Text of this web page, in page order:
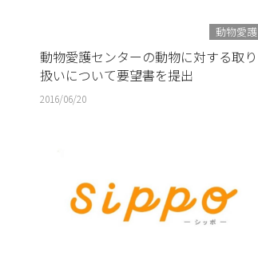
動物愛護
動物愛護センターの動物に対する取り
扱いについて要望書を提出
2016/06/20